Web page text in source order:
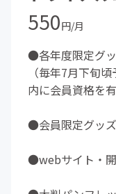
550円/月
●各年度限定グ
（毎年7月下旬
内に会員資格を
●会員限定グッズ
●webサイト・開